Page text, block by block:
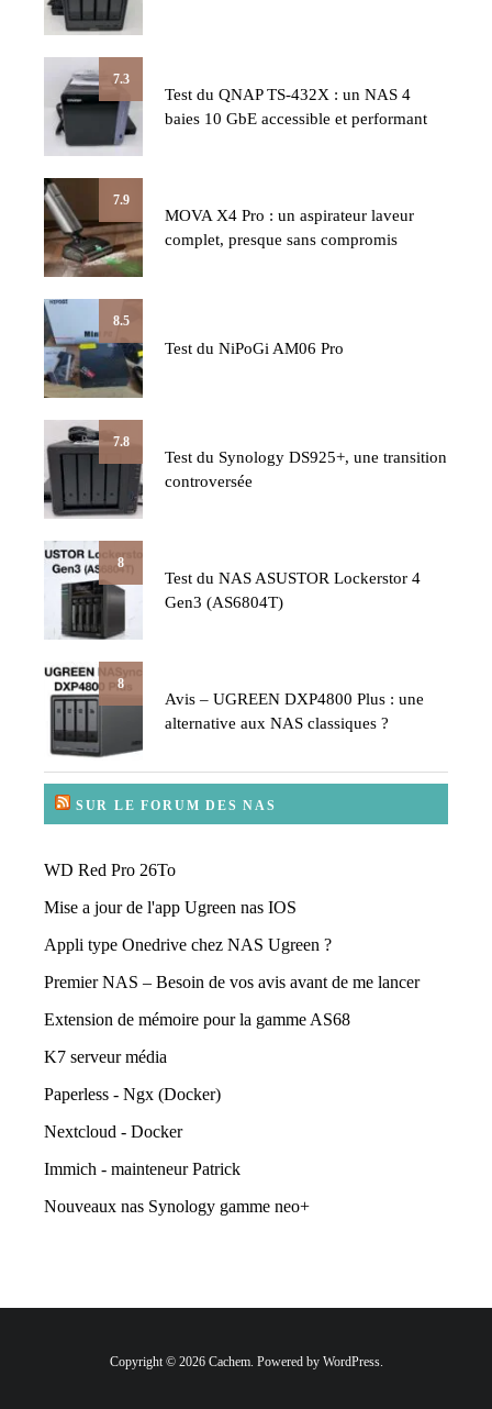
7.3
Test du QNAP TS-432X : un NAS 4
baies 10 GbE accessible et performant
7.9
MOVA X4 Pro : un aspirateur laveur
complet, presque sans compromis
8.5
Test du NiPoGi AM06 Pro
7.8
Test du Synology DS925+, une transition
controversée
8
Test du NAS ASUSTOR Lockerstor 4
Gen3 (AS6804T)
8
Avis – UGREEN DXP4800 Plus : une
alternative aux NAS classiques ?
SUR LE FORUM DES NAS
WD Red Pro 26To
Mise a jour de l'app Ugreen nas IOS
Appli type Onedrive chez NAS Ugreen ?
Premier NAS – Besoin de vos avis avant de me lancer
Extension de mémoire pour la gamme AS68
K7 serveur média
Paperless - Ngx (Docker)
Nextcloud - Docker
Immich - mainteneur Patrick
Nouveaux nas Synology gamme neo+
Copyright © 2026 Cachem. Powered by WordPress.